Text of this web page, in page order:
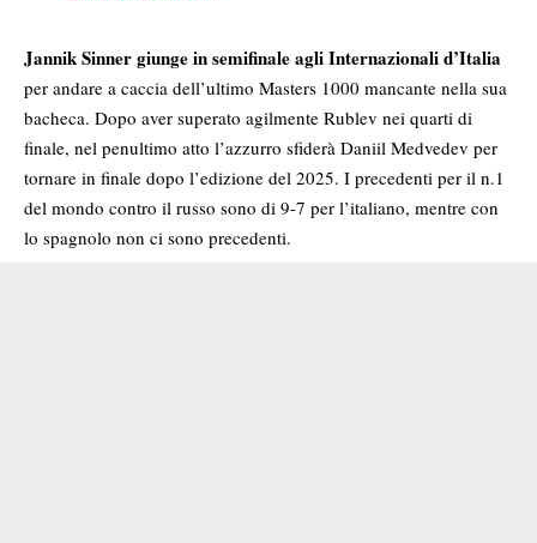
Jannik Sinner giunge in semifinale agli Internazionali d’Italia
per andare a caccia dell’ultimo Masters 1000 mancante nella sua
bacheca. Dopo aver superato agilmente Rublev nei quarti di
finale, nel penultimo atto l’azzurro sfiderà Daniil Medvedev per
tornare in finale dopo l’edizione del 2025. I precedenti per il n.1
del mondo contro il russo sono di 9-7 per l’italiano, mentre con
lo spagnolo non ci sono precedenti.